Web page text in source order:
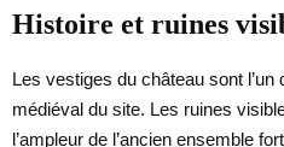
Histoire et ruines
Les vestiges du château sont
médiéval du site. Les ruines
l’ampleur de l’ancien ensemble